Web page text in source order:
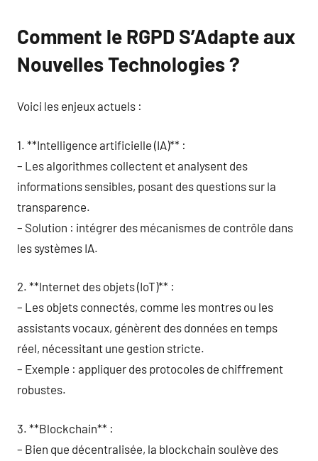
Comment le RGPD S’Adapte aux
Nouvelles Technologies ?
Voici les enjeux actuels :
1. **Intelligence artificielle (IA)** :
– Les algorithmes collectent et analysent des
informations sensibles, posant des questions sur la
transparence.
– Solution : intégrer des mécanismes de contrôle dans
les systèmes IA.
2. **Internet des objets (IoT)** :
– Les objets connectés, comme les montres ou les
assistants vocaux, génèrent des données en temps
réel, nécessitant une gestion stricte.
– Exemple : appliquer des protocoles de chiffrement
robustes.
3. **Blockchain** :
– Bien que décentralisée, la blockchain soulève des